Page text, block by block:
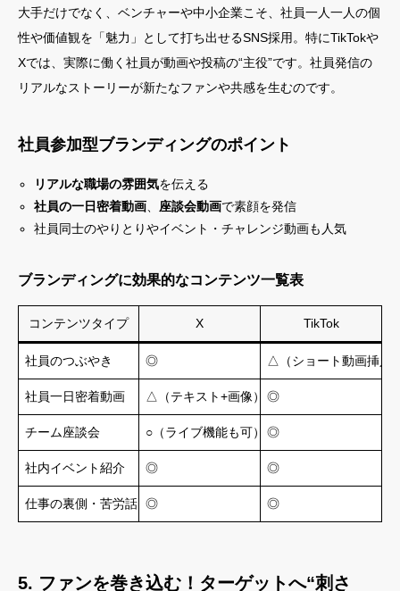
大手だけでなく、ベンチャーや中小企業こそ、社員一人一人の個
性や価値観を「魅力」として打ち出せるSNS採用。特にTikTokや
Xでは、実際に働く社員が動画や投稿の“主役”です。社員発信の
リアルなストーリーが新たなファンや共感を生むのです。
社員参加型ブランディングのポイント
リアルな職場の雰囲気を伝える
社員の一日密着動画
座談会動画で素顔を発信
社員同士のやりとりやイベント・チャレンジ動画も人気
ブランディングに効果的なコンテンツ一覧表
コンテンツタイプ X TikTok
社員のつぶやき ◎ △（ショート動画挿入
社員一日密着動画 △（テキスト+画像） ◎
チーム座談会 ○（ライブ機能も可） ◎
社内イベント紹介 ◎ ◎
仕事の裏側・苦労話 ◎ ◎
5. ファンを巻き込む！ターゲットへ“刺さ